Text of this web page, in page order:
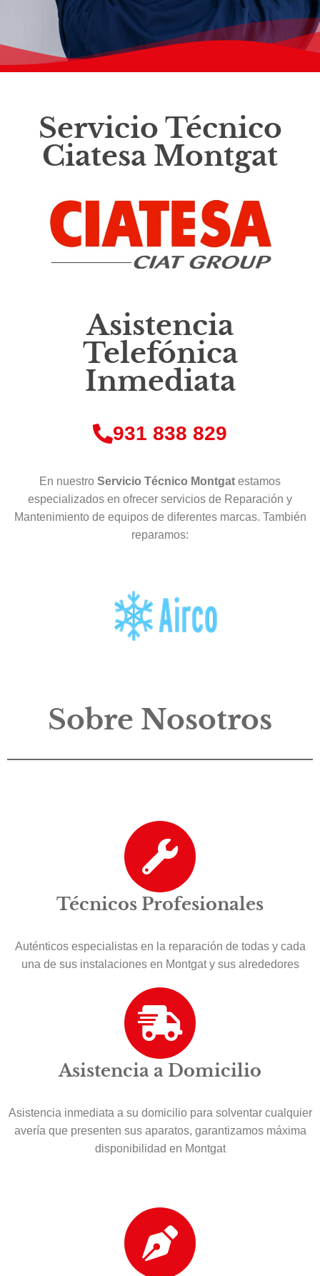
Servicio Técnico
Ciatesa Montgat
Asistencia
Telefónica
Inmediata
931 838 829
En nuestro Servicio Técnico Montgat estamos
especializados en ofrecer servicios de Reparación y
Mantenimiento de equipos de diferentes marcas. También
reparamos:
Sobre Nosotros
Técnicos Profesionales
Auténticos especialistas en la reparación de todas y cada
una de sus instalaciones en Montgat y sus alrededores
Asistencia a Domicilio
Asistencia inmediata a su domicilio para solventar cualquier
avería que presenten sus aparatos, garantizamos máxima
disponibilidad en Montgat